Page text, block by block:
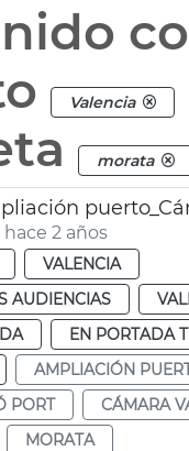
Valencia
morata
2 años
VALENCIA
AUDIENCIAS
EN PORTADA
AMPLIACIÓN
PORT
CÁMARA
MORATA